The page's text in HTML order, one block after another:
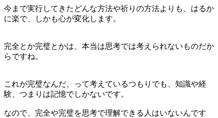
今まで実行してきたどんな方法や祈りの方法よりも、はるか
に楽で、しかも心が変化します。
完全とか完璧とかは、本当は思考では考えられないものだか
らですね。
これが完璧なんだ、って考えているつもりでも、知識や経
験、つまりは記憶でしかないです。
なので、完全や完璧を思考で理解できる人はいないんです